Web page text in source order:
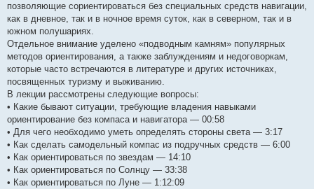
л
е
н
я
позволяющие сориентироваться без специальных средств навигации,
как в дневное, так и в ночное время суток, как в северном, так и в
южном полушариях.
Отдельное внимание уделено «подводным камням» популярных
методов ориентирования, а также заблуждениям и недоговоркам,
которые часто встречаются в литературе и других источниках,
посвященных туризму и выживанию.
В лекции рассмотрены следующие вопросы:
• Какие бывают ситуации, требующие владения навыками
ориентирование без компаса и навигатора — 00:58
• Для чего необходимо уметь определять стороны света — 3:17
• Как сделать самодельный компас из подручных средств — 6:00
• Как ориентироваться по звездам — 14:10
• Как ориентироваться по Солнцу — 33:38
• Как ориентироваться по Луне — 1:12:09